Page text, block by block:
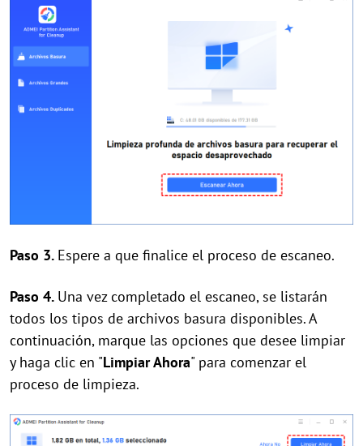
Paso 3. Espere a que finalice el proceso de escaneo.
Paso 4. Una vez completado el escaneo, se listarán
todos los tipos de archivos basura disponibles. A
continuación, marque las opciones que desee limpiar
y haga clic en "Limpiar Ahora" para comenzar el
proceso de limpieza.